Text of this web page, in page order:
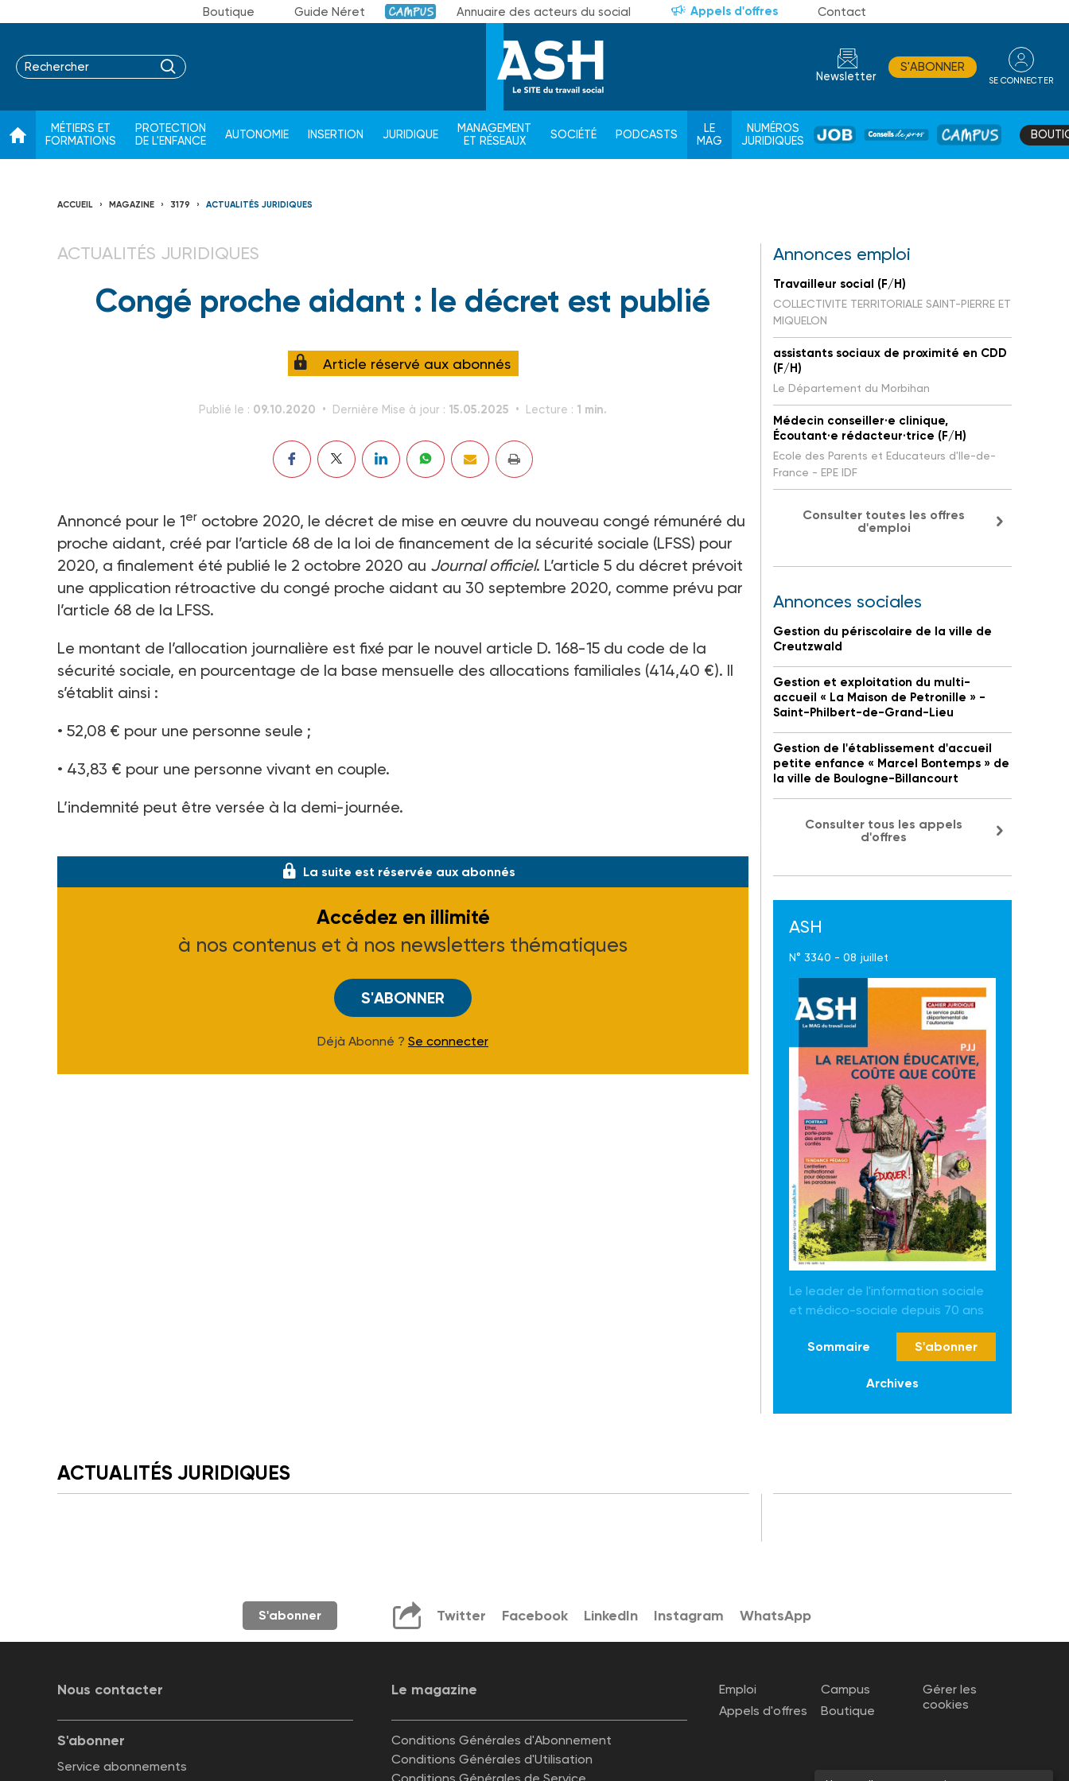
Boutique Guide Néret Campus Annuaire des acteurs du social Appels d'offres Contact
Newsletter
S'ABONNER
SE CONNECTER
MÉTIERS ET
FORMATIONS
PROTECTION
DE L'ENFANCE
AUTONOMIE INSERTION JURIDIQUE
MANAGEMENT
ET RÉSEAUX
SOCIÉTÉ PODCASTS
LE
MAG
NUMÉROS
JURIDIQUES
JOB
DE
CAMPUS
ACCUEIL MAGAZINE 3179 ACTUALITÉS JURIDIQUES
ACTUALITÉS JURIDIQUES
Congé proche aidant : le décret est publié
Article réservé aux abonnés
Publié le : 09.10.2020 Dernière Mise à jour : 15.05.2025 Lecture : 1 min.
Annoncé pour le 1er octobre 2020, le décret de mise en œuvre du nouveau congé rémunéré du
proche aidant, créé par l’article 68 de la loi de financement de la sécurité sociale (LFSS) pour
2020, a finalement été publié le 2 octobre 2020 au Journal officiel. L’article 5 du décret prévoit
une application rétroactive du congé proche aidant au 30 septembre 2020, comme prévu par
l’article 68 de la LFSS.
Le montant de l’allocation journalière est fixé par le nouvel article D. 168-15 du code de la
sécurité sociale, en pourcentage de la base mensuelle des allocations familiales (414,40 €). Il
s’établit ainsi :
• 52,08 € pour une personne seule ;
• 43,83 € pour une personne vivant en couple.
L’indemnité peut être versée à la demi-journée.
La suite est réservée aux abonnés
Accédez en illimité
à nos contenus et à nos newsletters thématiques
S'ABONNER
Déjà Abonné ? Se connecter
Annonces emploi
Travailleur social (F/H)
COLLECTIVITE TERRITORIALE SAINT-PIERRE ET
MIQUELON
assistants sociaux de proximité en CDD
(F/H)
Le Département du Morbihan
Médecin conseiller·e clinique,
Écoutant·e rédacteur·trice (F/H)
Ecole des Parents et Educateurs d'Ile-de-
France - EPE IDF
Consulter toutes les offres
d'emploi
Annonces sociales
Gestion du périscolaire de la ville de
Creutzwald
Gestion et exploitation du multi-
accueil « La Maison de Petronille » -
Saint-Philbert-de-Grand-Lieu
Gestion de l'établissement d'accueil
petite enfance « Marcel Bontemps » de
la ville de Boulogne-Billancourt
Consulter tous les appels
d'offres
ASH
N° 3340 - 08 juillet
Le leader de l'information sociale
et médico-sociale depuis 70 ans
Sommaire S'abonner
Archives
ACTUALITÉS JURIDIQUES
S'abonner Twitter Facebook LinkedIn Instagram WhatsApp
Nous contacter Le magazine
S'abonner
Service abonnements
Conditions Générales d'Abonnement
Conditions Générales d'Utilisation
Emploi
Appels d'offres
Campus
Boutique
Gérer les
cookies